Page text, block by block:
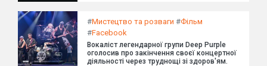
#Мистецтво та розваги #Фільм
#Facebook
Вокаліст легендарної групи Deep Purple
оголосив про закінчення своєї концертної
діяльності через труднощі зі здоров'ям.